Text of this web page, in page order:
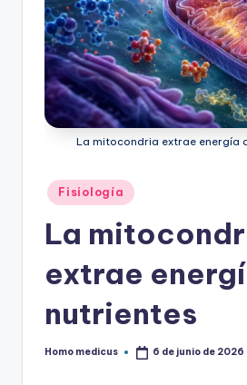
d
ic
La mitocondria extrae energía
Publicado
en
Fisiología
La
extrae
nutrientes
Publicado
Homo medicus 6 de junio de 2026